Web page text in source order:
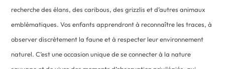
recherche des élans, des caribous, des grizzlis et d’autres animaux
emblématiques. Vos enfants apprendront à reconnaître les traces, à
observer discrètement la faune et à respecter leur environnement
naturel. C’est une occasion unique de se connecter à la nature